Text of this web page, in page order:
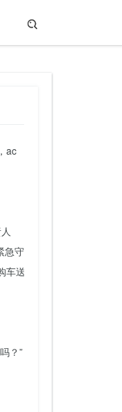
ac
守门员
送油卡 包机票 住宿
？”